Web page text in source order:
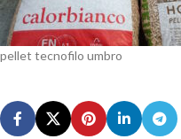
pellet tecnofilo umbro